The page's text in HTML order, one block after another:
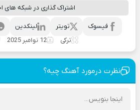
اشتراک گذاری در شبکه های
لینکدین تویتر
فیسوک
ترکی
12 نوامبر 2025
نظرت درمورد آهنگ چیه؟